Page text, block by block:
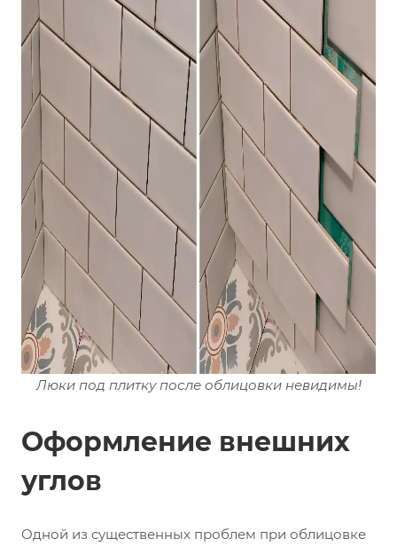
Люки под плитку после облицовки невидимы!
Оформление внешних
углов
Одной из существенных проблем при облицовке